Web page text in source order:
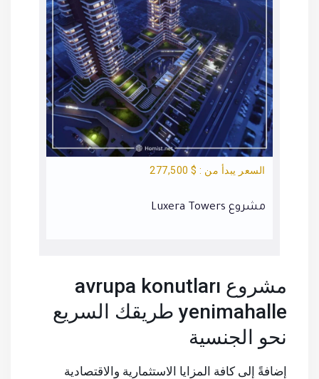
السعر يبدأ من : $ 277,500
مشروع Luxera Towers
مشروع avrupa konutları
yenimahalle طريقك السريع
نحو الجنسية
إضافةً إلى كافة المزايا الاستثمارية والاقتصادية